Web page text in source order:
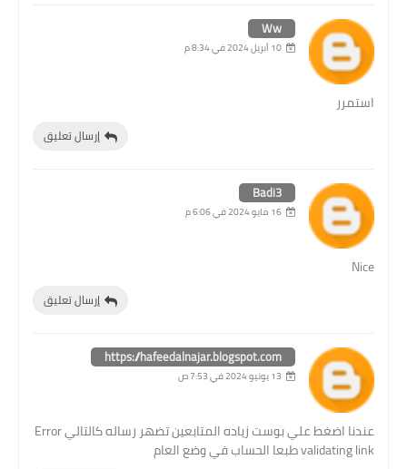
Ww
10 أبريل 2024 في 8:34 م
استمرر
إرسال تعليق
Badi3
16 مايو 2024 في 6:06 م
Nice
إرسال تعليق
https://hafeedalnajar.blogspot.com
13 يونيو 2024 في 7:53 ص
عندنا اضغط علي بوست زياده المتابعين تضهر رساله كالتالي Error
validating link طبعا الحساب في وضع العام